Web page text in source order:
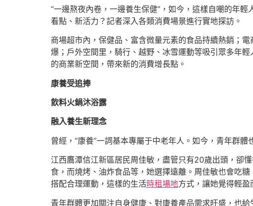
“一邊熬夜內卷，一邊養生保健”，如今，這樣自嘲的年
看點、新活力？記者深入各類消費場景進行實地探訪。
商場超市內，保健品、富含微量元素的食品持續熱銷；
爆；戶外空間里，騎行、越野、冰雪運動等吸引眾多年輕
的商業新空間，帶來新的消費增長點。
康養受追捧
飲料火鍋沐浴露
融入養生新理念
曾經，“康養”一詞基本專屬于中老年人。如今，青年群體
江西鷹潭信江新區居民周佳敏，盡管只有20歲出頭，卻
食，而燒烤、油炸食品等，她選擇遠離。周佳敏也會吃
搭配合理運動，這樣的生活時租場地方式，讓她覺得輕盈
青年群體更加關注自身健康、對康養產品需求旺盛，也